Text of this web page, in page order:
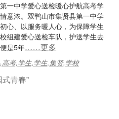
一中学爱心送检暖心护航高考学
意浓。双鸭山市集贤县第一中学
心、以服务暖人心，为保障学生
组建爱心送检车队，护送学生去
是5年……更多
高考,学生,学生,集贤,学校